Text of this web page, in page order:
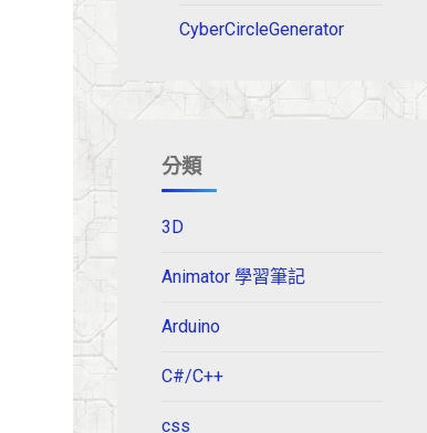
CyberCircleGenerator
分類
3D
Animator 學習筆記
Arduino
C#/C++
css